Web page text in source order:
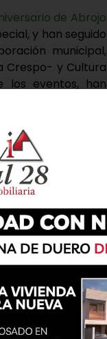
de Abrojo
y han seguido
municipal,
Crespo- y Cultura
los eventos, han
por la labor
que se estaban
y visitantes «a